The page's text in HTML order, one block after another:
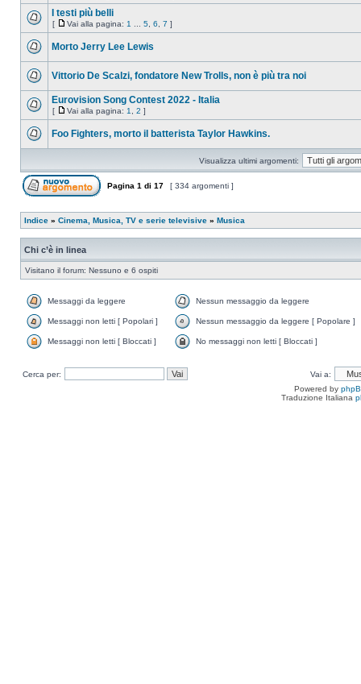
I testi più belli
[ Vai alla pagina: 1 5 6 7 ]
Morto Jerry Lee Lewis
Vittorio De Scalzi, fondatore New Trolls, non è più tra noi
Eurovision Song Contest 2022 - Italia
[ Vai alla pagina: 1 2 ]
Foo Fighters, morto il batterista Taylor Hawkins.
Visualizza ultimi argomenti:
Pagina 1 di 17 [ 334 argomenti ]
Indice » Cinema, Musica, TV e serie televisive » Musica
Chi c’è in linea
Visitano il forum: Nessuno e 6 ospiti
Messaggi da leggere Nessun messaggio da leggere
Messaggi non letti [ Popolari ] Nessun messaggio da leggere [ Popolare ]
Messaggi non letti [ Bloccati ] No messaggi non letti [ Bloccati ]
Cerca per:
Vai a:
Powered by
Traduzione Italiana